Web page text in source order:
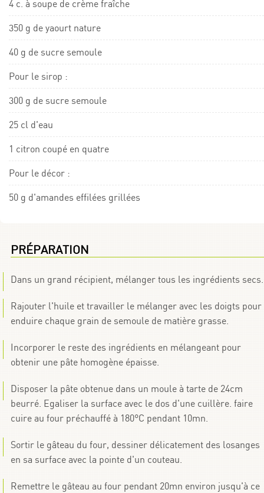
4 c. à soupe de crème fraîche
350 g de yaourt nature
40 g de sucre semoule
Pour le sirop :
300 g de sucre semoule
25 cl d'eau
1 citron coupé en quatre
Pour le décor :
50 g d'amandes effilées grillées
PRÉPARATION
Dans un grand récipient, mélanger tous les ingrédients secs.
Rajouter l'huile et travailler le mélanger avec les doigts pour
enduire chaque grain de semoule de matière grasse.
Incorporer le reste des ingrédients en mélangeant pour
obtenir une pâte homogène épaisse.
Disposer la pâte obtenue dans un moule à tarte de 24cm
beurré. Egaliser la surface avec le dos d'une cuillère. faire
cuire au four préchauffé à 180°C pendant 10mn.
Sortir le gâteau du four, dessiner délicatement des losanges
en sa surface avec la pointe d'un couteau.
Remettre le gâteau au four pendant 20mn environ jusqu'à ce